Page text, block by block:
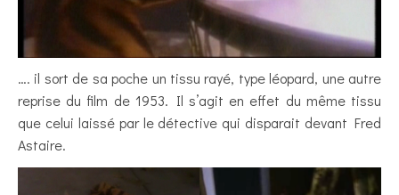
…. il sort de sa poche un tissu rayé, type léopard, une autre
reprise du film de 1953. Il s’agit en effet du même tissu
que celui laissé par le détective qui disparait devant Fred
Astaire.